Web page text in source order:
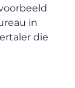
in
die